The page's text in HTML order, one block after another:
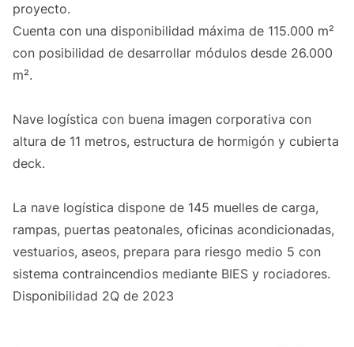
proyecto.
Cuenta con una disponibilidad máxima de 115.000 m²
con posibilidad de desarrollar módulos desde 26.000
m².
Nave logística con buena imagen corporativa con
altura de 11 metros, estructura de hormigón y cubierta
deck.
La nave logística dispone de 145 muelles de carga,
rampas, puertas peatonales, oficinas acondicionadas,
vestuarios, aseos, prepara para riesgo medio 5 con
sistema contraincendios mediante BIES y rociadores.
Disponibilidad 2Q de 2023